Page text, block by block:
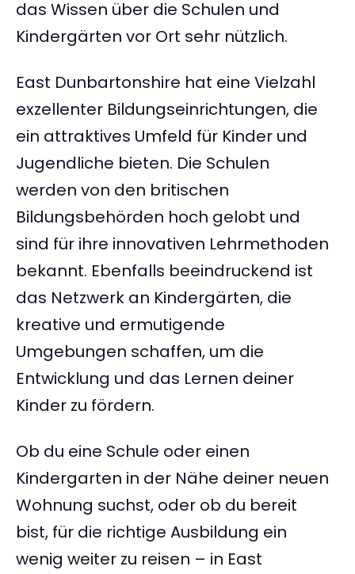
das Wissen über die Schulen und
Kindergärten vor Ort sehr nützlich.
East Dunbartonshire hat eine Vielzahl
exzellenter Bildungseinrichtungen, die
ein attraktives Umfeld für Kinder und
Jugendliche bieten. Die Schulen
werden von den britischen
Bildungsbehörden hoch gelobt und
sind für ihre innovativen Lehrmethoden
bekannt. Ebenfalls beeindruckend ist
das Netzwerk an Kindergärten, die
kreative und ermutigende
Umgebungen schaffen, um die
Entwicklung und das Lernen deiner
Kinder zu fördern.
Ob du eine Schule oder einen
Kindergarten in der Nähe deiner neuen
Wohnung suchst, oder ob du bereit
bist, für die richtige Ausbildung ein
wenig weiter zu reisen – in East